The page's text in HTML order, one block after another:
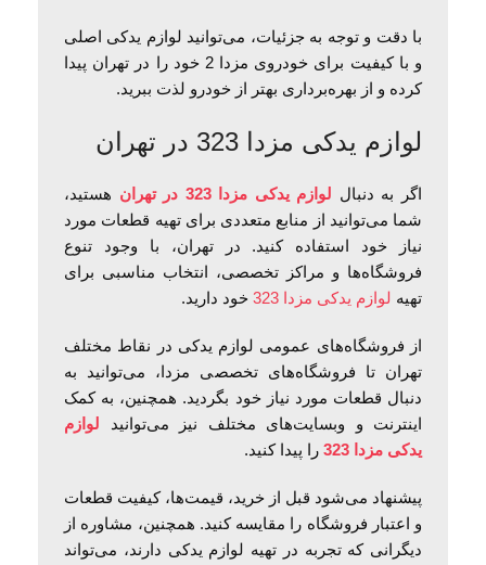
با دقت و توجه به جزئیات، می‌توانید لوازم یدکی اصلی
و با کیفیت برای خودروی مزدا 2 خود را در تهران پیدا
کرده و از بهره‌برداری بهتر از خودرو لذت ببرید.
لوازم یدکی مزدا 323 در تهران
اگر به دنبال لوازم یدکی مزدا 323 در تهران
هستید،
شما می‌توانید از منابع متعددی برای تهیه قطعات مورد
نیاز خود استفاده کنید. در تهران، با وجود تنوع
فروشگاه‌ها و مراکز تخصصی، انتخاب مناسبی برای
تهیه لوازم یدکی مزدا 323 خود دارید.
از فروشگاه‌های عمومی لوازم یدکی در نقاط مختلف
تهران تا فروشگاه‌های تخصصی مزدا، می‌توانید به
دنبال قطعات مورد نیاز خود بگردید. همچنین، به کمک
اینترنت و وبسایت‌های مختلف نیز می‌توانید لوازم
یدکی مزدا 323
را پیدا کنید.
پیشنهاد می‌شود قبل از خرید، قیمت‌ها، کیفیت قطعات
و اعتبار فروشگاه را مقایسه کنید. همچنین، مشاوره از
دیگرانی که تجربه در تهیه لوازم یدکی دارند، می‌تواند